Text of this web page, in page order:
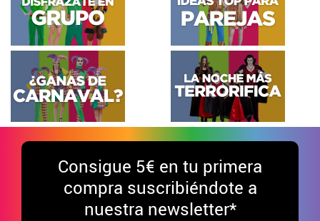
Consigue 5€ en tu primera
compra suscribiéndote a
nuestra newsletter*